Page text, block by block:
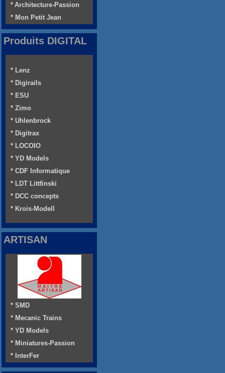
* Architecture-Passion
* Mon Petit Jean
Produits DIGITAL
* Lenz
* Digirails
* ESU
* Zimo
* Uhlenbrock
* Digitrax
* LOCOIO
* YD Models
* CDF Informatique
* LDT Littfinski
* DCC concepts
* Krois-Modell
ARTISAN
* SMD
* Mecanic Trains
* YD Models
* Miniatures-Passion
* InterFer